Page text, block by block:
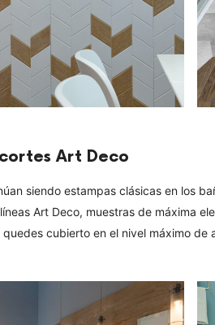
Art Deco
siendo estampas clásicas en los
Art Deco, muestras de máxima
cubierto en el nivel máximo